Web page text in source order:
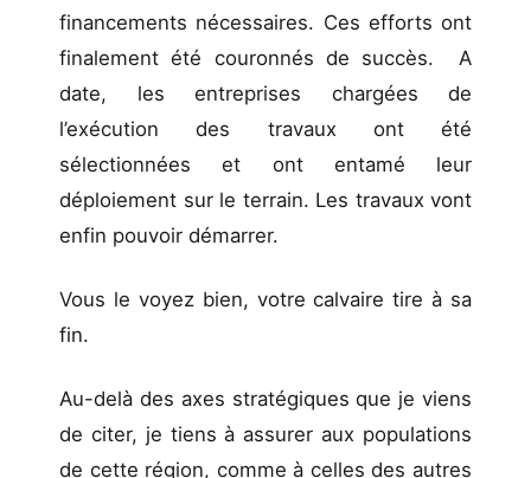
financements nécessaires. Ces efforts ont
finalement été couronnés de succès. A
date, les entreprises chargées de
l’exécution des travaux ont été
sélectionnées et ont entamé leur
déploiement sur le terrain. Les travaux vont
enfin pouvoir démarrer.
Vous le voyez bien, votre calvaire tire à sa
fin.
Au-delà des axes stratégiques que je viens
de citer, je tiens à assurer aux populations
de cette région, comme à celles des autres